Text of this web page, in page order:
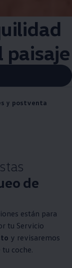
paisaje
y postventa
de
están para
tu Servicio
y revisaremos
tu coche.